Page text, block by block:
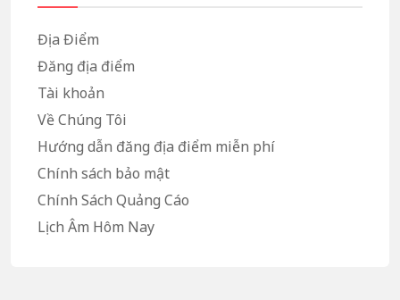
Địa Điểm
Đăng địa điểm
Tài khoản
Về Chúng Tôi
Hướng dẫn đăng địa điểm miễn phí
Chính sách bảo mật
Chính Sách Quảng Cáo
Lịch Âm Hôm Nay